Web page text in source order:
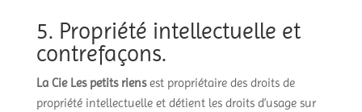
5. Propriété intellectuelle et
contrefaçons.
La Cie Les petits riensest propriétaire des droits de
propriété intellectuelle et détient les droits d’usage sur